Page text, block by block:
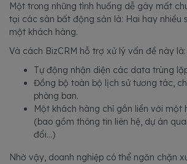
Một trong những tình huống dễ gây mất
tại các sàn bất động sản là: Hai hay nhiều
một khách hàng.
Và cách BizCRM hỗ trợ xử lý vấn đề này là:
Tự động nhận diện các data trùng
Đồng bộ toàn bộ lịch sử tương tác,
phòng ban.
Một khách hàng chỉ gắn liền với một
(bao gồm thông tin liên hệ, dự án
đổi…)
Nhờ vậy, doanh nghiệp có thể ngăn chặn